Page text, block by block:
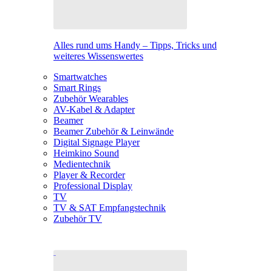
Alles rund ums Handy – Tipps, Tricks und
weiteres Wissenswertes
Smartwatches
Smart Rings
Zubehör Wearables
AV-Kabel & Adapter
Beamer
Beamer Zubehör & Leinwände
Digital Signage Player
Heimkino Sound
Medientechnik
Player & Recorder
Professional Display
TV
TV & SAT Empfangstechnik
Zubehör TV